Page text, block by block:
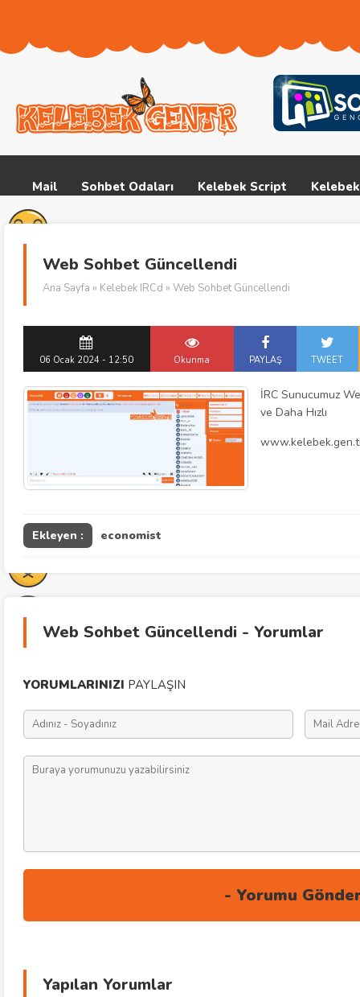
Mail Sohbet Odaları Kelebek Script
Web Sohbet Güncellendi
Ana Sayfa » Kelebek IRCd » Web Sohbet Güncellendi
06 Ocak 2024 - 12:50 Okunma PAYLAŞ TWEET
İRC Sunucumuz
ve Daha Hızlı
Ekleyen : economist
Web Sohbet Güncellendi - Yorumlar
YORUMLARINIZI PAYLAŞIN
Yapılan Yorumlar